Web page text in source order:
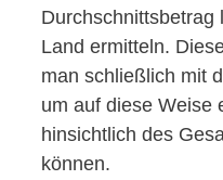
Durchschnittsbetrag
Land ermitteln.
man schließlich mit
um auf diese Weise
hinsichtlich des
können.